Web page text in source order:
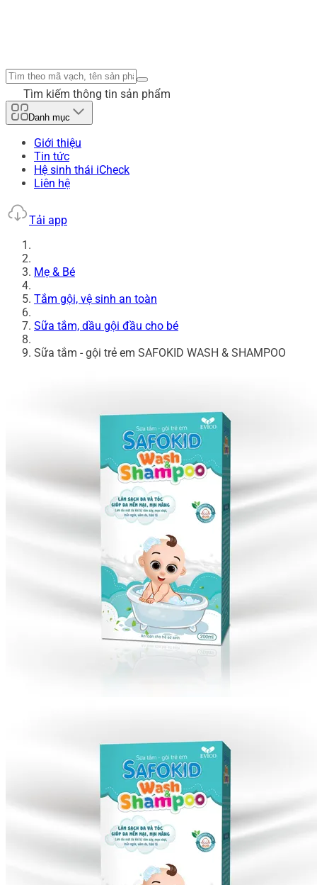
Tìm kiếm thông tin sản phẩm
Danh mục
Giới thiệu
Tin tức
Hệ sinh thái iCheck
Liên hệ
Tải app
Mẹ & Bé
Tắm gội, vệ sinh an toàn
Sữa tắm, dầu gội đầu cho bé
Sữa tắm - gội trẻ em SAFOKID WASH & SHAMPOO